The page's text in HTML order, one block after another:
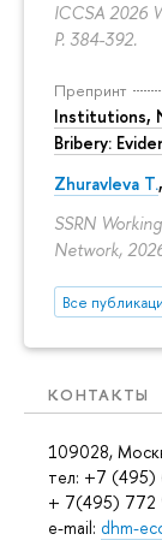
ICCSA 2026
P. 384-392.
Препринт
Institutions,
Bribery:
Zhuravleva T.,
SSRN
Network,
Все
КОНТАКТЫ
109028,
тел: +7 (495)
+ 7(495) 772
e-mail: dhm-